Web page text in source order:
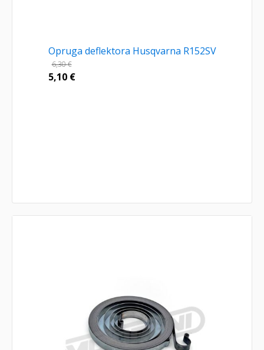
Opruga deflektora Husqvarna R152SV
6,30€
5,10 €